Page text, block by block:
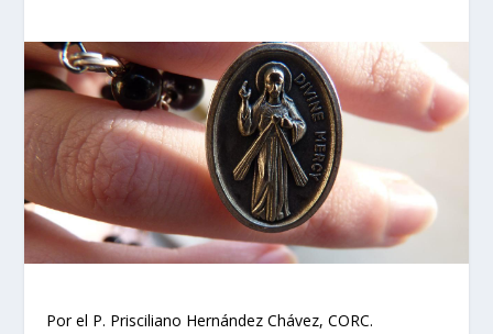
Por el P. Prisciliano Hernández Chávez, CORC.